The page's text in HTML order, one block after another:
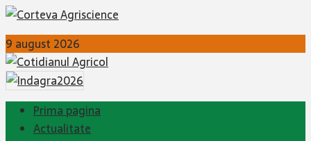
9 august 2026
Prima pagina
Actualitate